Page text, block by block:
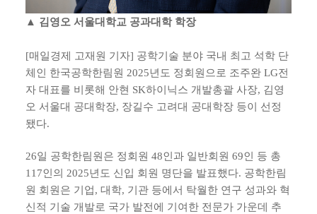
▲ 김영오 서울대학교 공과대학 학장
[매일경제 고재원 기자] 공학기술 분야 국내 최고 석학 단
체인 한국공학한림원 2025년도 정회원으로 조주완 LG전
자 대표를 비롯해 안현 SK하이닉스 개발총괄 사장, 김영
오 서울대 공대학장, 장길수 고려대 공대학장 등이 선정
됐다.
26일 공학한림원은 정회원 48인과 일반회원 69인 등 총
117인의 2025년도 신입 회원 명단을 발표했다. 공학한림
원 회원은 기업, 대학, 기관 등에서 탁월한 연구 성과와 혁
신적 기술 개발로 국가 발전에 기여한 전문가 가운데 추